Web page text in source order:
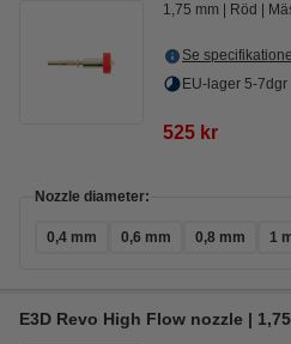
1,75 mm Röd
Se
EU-lager 5-7dgr
525 kr
Nozzle diameter:
0,4 mm 0,6 mm 0,8 mm 1
E3D Revo High Flow nozzle |